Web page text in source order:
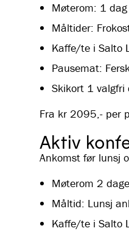
Møterom: 1 dag
Måltider:
Kaffe/te i Salto
Pausemat:
Skikort 1 valgfri
Fra kr 2095,- per
Aktiv
Ankomst før lunsj
Møterom 2
Måltid: Lunsj
Kaffe/te i Salto